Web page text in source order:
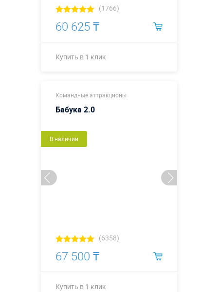
(1766)
60 625 ₸
Купить в 1 клик
Командные аттракционы
Бабука 2.0
В наличии
(6358)
67 500 ₸
Купить в 1 клик